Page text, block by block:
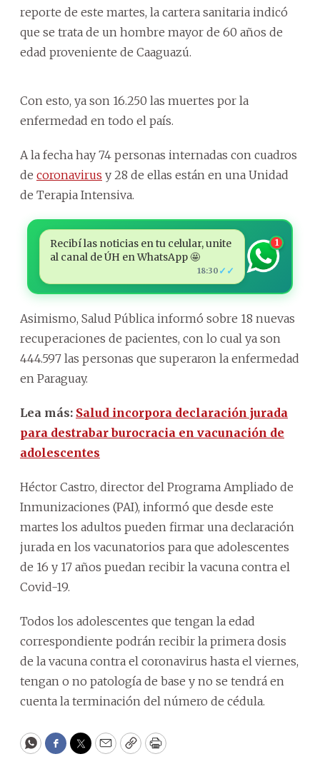
reporte de este martes, la cartera sanitaria indicó
que se trata de un hombre mayor de 60 años de
edad proveniente de Caaguazú.
Con esto, ya son 16.250 las muertes por la
enfermedad en todo el país.
A la fecha hay 74 personas internadas con cuadros
de coronavirus y 28 de ellas están en una Unidad
de Terapia Intensiva.
Recibí las noticias en tu celular, unite
al canal de ÚH en WhatsApp 🤩
18:30 ✓✓
1
Asimismo, Salud Pública informó sobre 18 nuevas
recuperaciones de pacientes, con lo cual ya son
444.597 las personas que superaron la enfermedad
en Paraguay.
Lea más: Salud incorpora declaración jurada
para destrabar burocracia en vacunación de
adolescentes
Héctor Castro, director del Programa Ampliado de
Inmunizaciones (PAI), informó que desde este
martes los adultos pueden firmar una declaración
jurada en los vacunatorios para que adolescentes
de 16 y 17 años puedan recibir la vacuna contra el
Covid-19.
Todos los adolescentes que tengan la edad
correspondiente podrán recibir la primera dosis
de la vacuna contra el coronavirus hasta el viernes,
tengan o no patología de base y no se tendrá en
cuenta la terminación del número de cédula.
WhatsApp
Facebook
Twitter
EmailCopyPrint